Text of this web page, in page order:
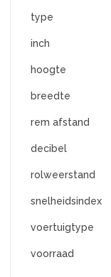
type
inch
hoogte
breedte
rem afstand
decibel
rolweerstand
snelheidsindex
voertuigtype
voorraad